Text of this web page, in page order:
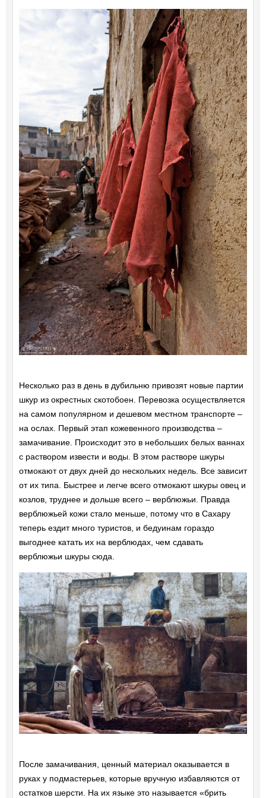
Несколько раз в день в дубильню привозят новые партии
шкур из окрестных скотобоен. Перевозка осуществляется
на самом популярном и дешевом местном транспорте –
на ослах. Первый этап кожевенного производства –
замачивание. Происходит это в небольших белых ваннах
с раствором извести и воды. В этом растворе шкуры
отмокают от двух дней до нескольких недель. Все зависит
от их типа. Быстрее и легче всего отмокают шкуры овец и
козлов, труднее и дольше всего – верблюжьи. Правда
верблюжьей кожи стало меньше, потому что в Сахару
теперь ездит много туристов, и бедуинам гораздо
выгоднее катать их на верблюдах, чем сдавать
верблюжьи шкуры сюда.
После замачивания, ценный материал оказывается в
руках у подмастерьев, которые вручную избавляются от
остатков шерсти. На их языке это называется «брить